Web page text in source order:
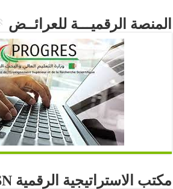
المنصة الرقميـــة للعرائــض
مكتب الاستراتيجية الرقمية BSN